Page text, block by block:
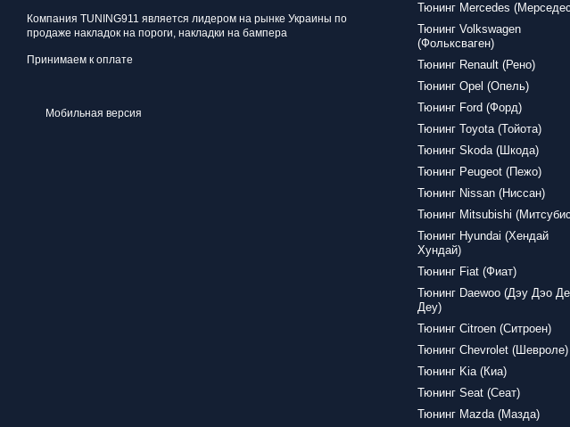
Компания TUNING911 является лидером на рынке Украины по
продаже накладок на пороги, накладки на бампера
Принимаем к оплате
Мобильная версия
Тюнинг Mercedes
Тюнинг Volkswagen
(Фольксваген)
Тюнинг Renault (Рено)
Тюнинг Opel (Опель)
Тюнинг Ford (Форд)
Тюнинг Toyota (Тойота)
Тюнинг Skoda (Шкода)
Тюнинг Peugeot (Пежо)
Тюнинг Nissan (Ниссан)
Тюнинг Mitsubishi
Тюнинг Hyundai (Хендай
Хундай)
Тюнинг Fiat (Фиат)
Тюнинг Daewoo (Дэу Дэо
Деу)
Тюнинг Citroen (Ситроен)
Тюнинг Chevrolet (Шевроле)
Тюнинг Kia (Киа)
Тюнинг Seat (Сеат)
Тюнинг Mazda (Мазда)